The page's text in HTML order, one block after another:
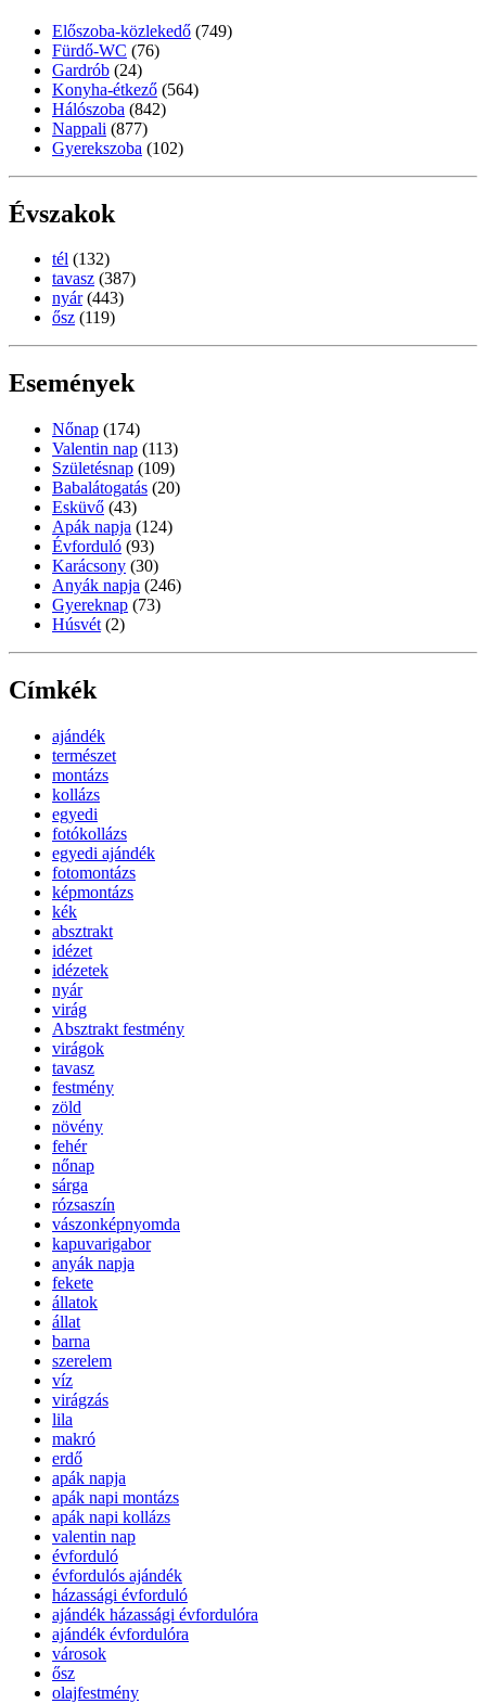
Előszoba-közlekedő (749)
Fürdő-WC (76)
Gardrób (24)
Konyha-étkező (564)
Hálószoba (842)
Nappali (877)
Gyerekszoba (102)
Évszakok
tél (132)
tavasz (387)
nyár (443)
ősz (119)
Események
Nőnap (174)
Valentin nap (113)
Születésnap (109)
Babalátogatás (20)
Esküvő (43)
Apák napja (124)
Évforduló (93)
Karácsony (30)
Anyák napja (246)
Gyereknap (73)
Húsvét (2)
Címkék
ajándék
természet
montázs
kollázs
egyedi
fotókollázs
egyedi ajándék
fotomontázs
képmontázs
kék
absztrakt
idézet
idézetek
nyár
virág
Absztrakt festmény
virágok
tavasz
festmény
zöld
növény
fehér
nőnap
sárga
rózsaszín
vászonképnyomda
kapuvarigabor
anyák napja
fekete
állatok
állat
barna
szerelem
víz
virágzás
lila
makró
erdő
apák napja
apák napi montázs
apák napi kollázs
valentin nap
évforduló
évfordulós ajándék
házassági évforduló
ajándék házassági évfordulóra
ajándék évfordulóra
városok
ősz
olajfestmény